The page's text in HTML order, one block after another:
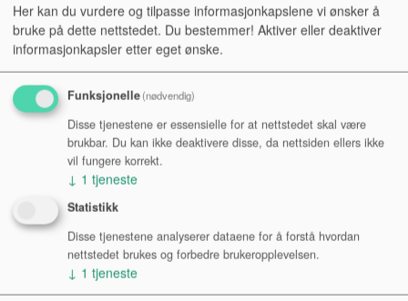
Ingen produkter funnet
Mine sider
Logg inn privatperson
Logg inn bedrift
Ny kunde
Her kan du vurdere og tilpasse informasjonkapslene vi ønsker å
bruke på dette nettstedet. Du bestemmer! Aktiver eller deaktiver
informasjonkapsler etter eget ønske.
Funksjonelle(nødvendig)
Disse tjenestene er essensielle for at nettstedet skal være
brukbar. Du kan ikke deaktivere disse, da nettsiden ellers ikke
vil fungere korrekt.
↓ 1 tjeneste
Statistikk
Disse tjenestene analyserer dataene for å forstå hvordan
nettstedet brukes og forbedre brukeropplevelsen.
↓ 1 tjeneste